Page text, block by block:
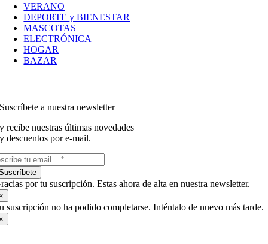
VERANO
DEPORTE y BIENESTAR
MASCOTAS
ELECTRÓNICA
HOGAR
BAZAR
Suscríbete a nuestra newsletter
y recibe nuestras últimas novedades
y descuentos por e-mail.
por tu suscripción. Estas ahora de alta en nuestra newsletter.
suscripción no ha podido completarse. Inténtalo de nuevo más tarde.